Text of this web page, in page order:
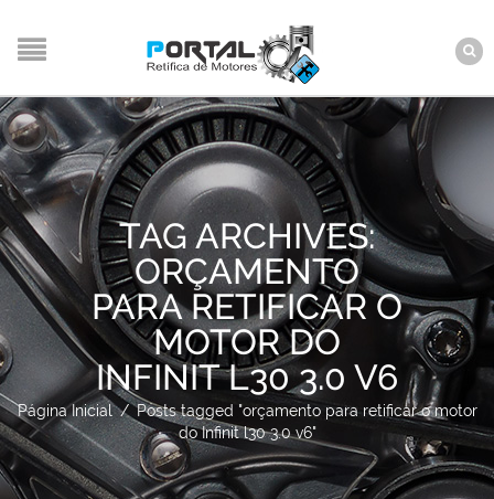
TAG ARCHIVES:
ORÇAMENTO
PARA RETIFICAR O
MOTOR DO
INFINIT L30 3.0 V6
Página Inicial / Posts tagged "orçamento para retificar o motor
do Infinit l30 3.0 v6"